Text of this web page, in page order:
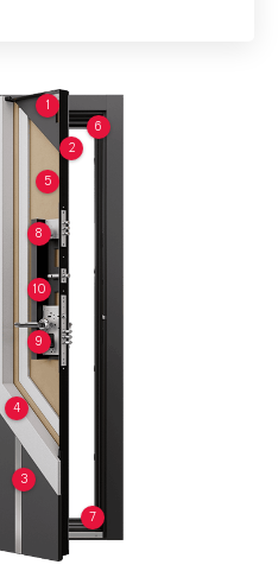
1
2
3
4
5
6
7
8
9
10